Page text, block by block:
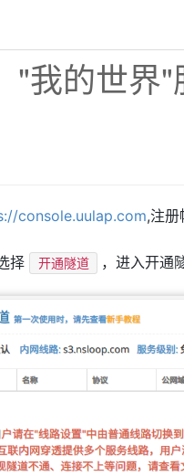
"我的世界
console.uulap.com,注册
择 开通隧道 ，进入开通